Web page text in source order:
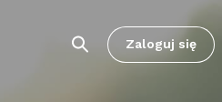
Zaloguj się